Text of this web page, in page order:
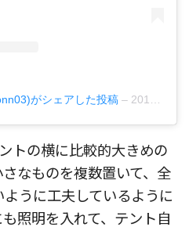
がシェアした投稿 – 2019年 9月月16日午後8時36分PDT
トの横に比較的大きめの
なものを複数置いて、全
うに工夫しているように
照明を入れて、テント自